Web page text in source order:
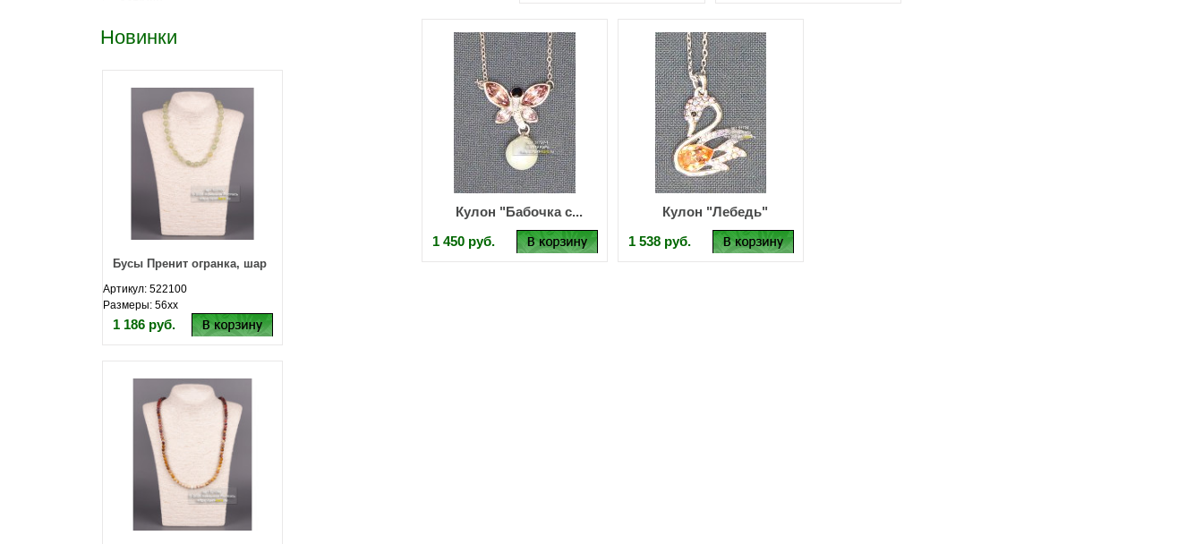
Новинки
Бусы Пренит огранка, шар
Артикул: 522100
Размеры: 56хх
1 186 руб.
Кулон "Бабочка с...
1 450 руб.
Кулон "Лебедь"
1 538 руб.